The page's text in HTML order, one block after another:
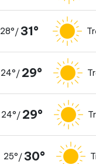
28°/31°
24°/ 29°
24°/ 29°
25°/30°